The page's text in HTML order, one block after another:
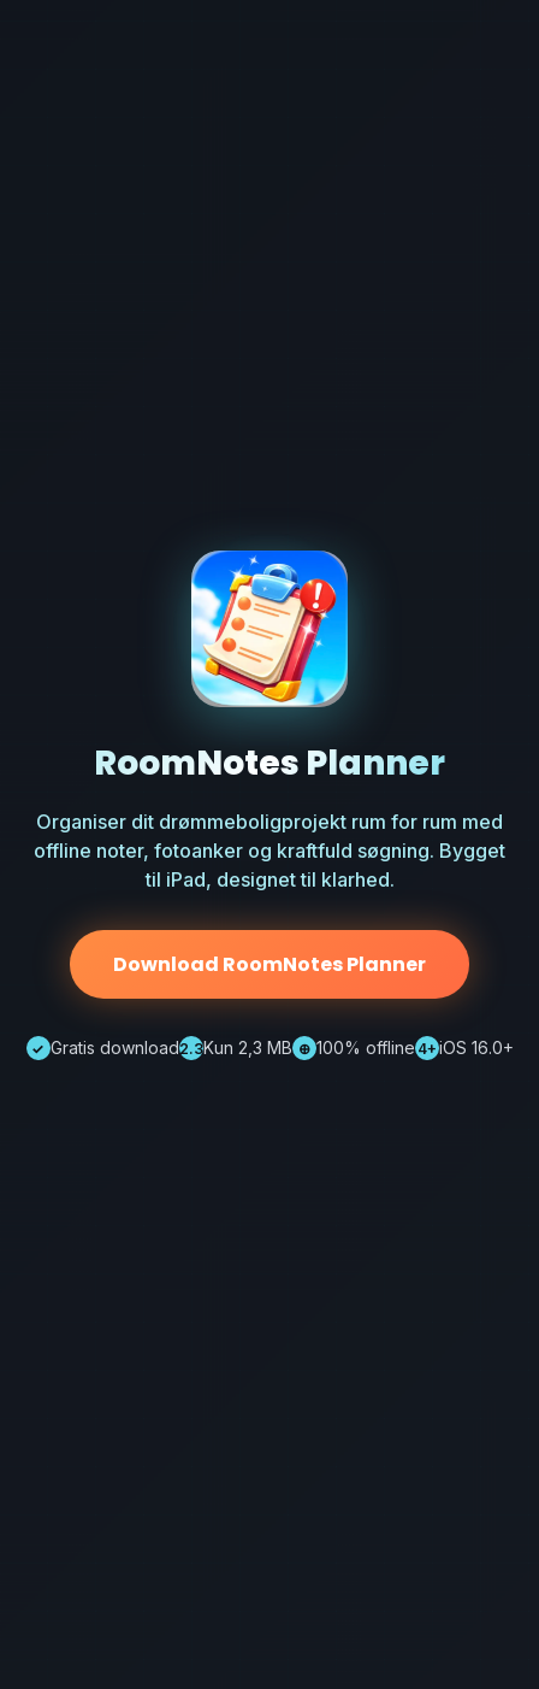
RoomNotes Planner
Organiser dit drømmeboligprojekt rum for rum med
offline noter, fotoanker og kraftfuld søgning. Bygget
til iPad, designet til klarhed.
Download RoomNotes Planner
✓ Gratis download2.3Kun 2,3 MB ⊕ 100% offline4+iOS 16.0+